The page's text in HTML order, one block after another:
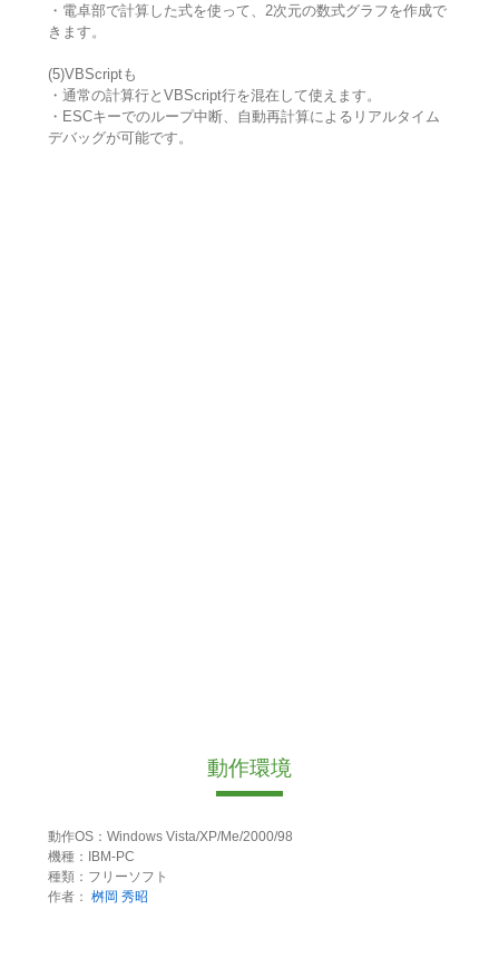
・電卓部で計算した式を使って、2次元の数式グラフを作成で
きます。
(5)VBScriptも
・通常の計算行とVBScript行を混在して使えます。
・ESCキーでのループ中断、自動再計算によるリアルタイム
デバッグが可能です。
動作環境
動作OS：Windows Vista/XP/Me/2000/98
機種：IBM-PC
種類：フリーソフト
作者： 桝岡 秀昭